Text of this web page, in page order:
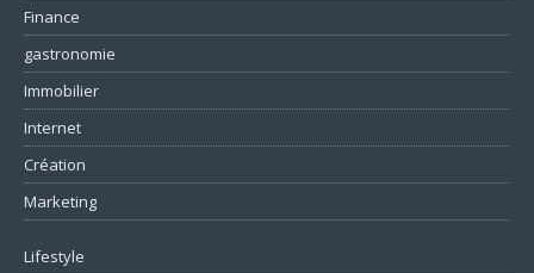
Finance
gastronomie
Immobilier
Internet
Création
Marketing
Lifestyle